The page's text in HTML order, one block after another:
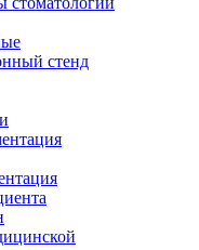
стенд